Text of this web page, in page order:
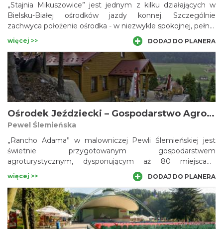
„Stajnia Mikuszowice” jest jednym z kilku działających w
Bielsku-Białej ośrodków jazdy konnej. Szczególnie
zachwyca położenie ośrodka - w niezwykle spokojnej, pełnej
zieleni dzielnicy miasta. Miłośnicy koni mogą tu skorzystać
zarówno z nauki jazdy, jazdy na maneżu, jak i w terenie.
Bliskość malowniczych, górskich szlaków zachęca też do
konnych rajdów czy obozów jeździeckich. Wierzchowce w
Stajni są wyjątkowo łagodne i sprawdzają się w
trudniejszych warunkach.
więcej >> DODAJ DO PLANERA
Ośrodek Jeździecki – Gospodarstwo Agroturystyczne „Rancho Adama” w Pewli Ślemieńskiej
Pewel Ślemieńska
„Rancho Adama” w malowniczej Pewli Ślemieńskiej jest
świetnie przygotowanym gospodarstwem
agroturystycznym, dysponującym aż 80 miejscami
noclegowymi i zapleczem gastronomicznym. Wspaniałe
położenie wśród lasów Beskidu Żywieckiego gwarantuje
ciszę i relaks pragnącym odpoczynku. Zwolennicy
aktywnych form spędzania czasu mają tu do dyspozycji
m.in. konie huculskie, kort, boisko do siatkówki plażowej i
basen letni.
więcej >> DODAJ DO PLANERA